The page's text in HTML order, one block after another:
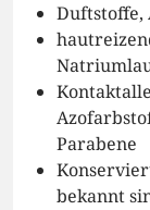
Duftstoffe,
Parabene
bekannt